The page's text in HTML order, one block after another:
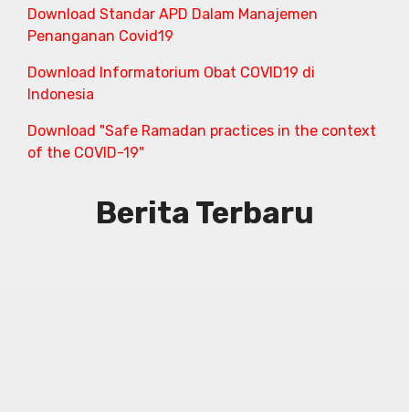
Download Standar APD Dalam Manajemen
Penanganan Covid19
Download Informatorium Obat COVID19 di
Indonesia
Download "Safe Ramadan practices in the context
of the COVID-19"
Berita Terbaru